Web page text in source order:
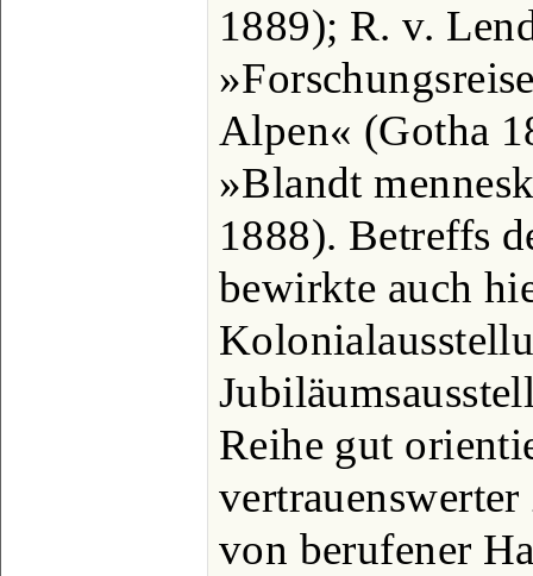
1889); R. v.
Alpen« (Gotha
»Blandt
1888). Betreffs
bewirkte auch
Reihe gut
von berufener